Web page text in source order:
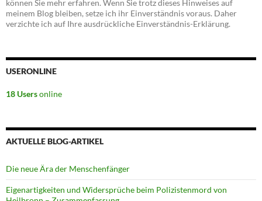
können Sie mehr erfahren. Wenn Sie trotz dieses Hinweises auf
meinem Blog bleiben, setze ich ihr Einverständnis voraus. Daher
verzichte ich auf Ihre ausdrückliche Einverständnis-Erklärung.
USERONLINE
18 Usersonline
AKTUELLE BLOG-ARTIKEL
Die neue Ära der Menschenfänger
Eigenartigkeiten und Widersprüche beim Polizistenmord von